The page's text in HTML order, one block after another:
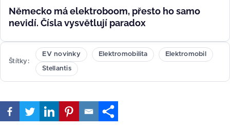
Německo má elektroboom, přesto ho samo
nevidí. Čísla vysvětlují paradox
Štítky
EV novinky Elektromobilita Elektromobil
Stellantis